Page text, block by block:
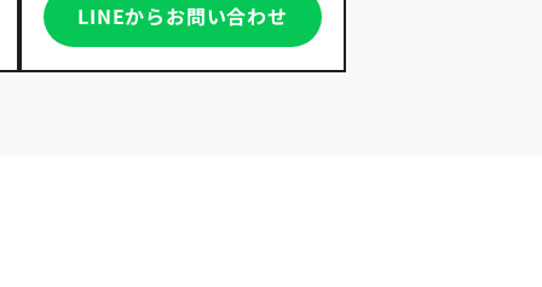
LINEからお問い合わせ